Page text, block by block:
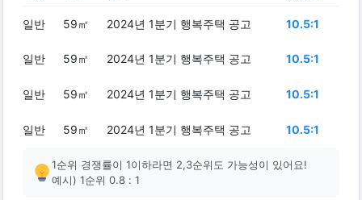
일반 59㎡ 2024년 1분기 행복주택 공고 10.5:1
일반 59㎡ 2024년 1분기 행복주택 공고 10.5:1
일반 59㎡ 2024년 1분기 행복주택 공고 10.5:1
일반 59㎡ 2024년 1분기 행복주택 공고 10.5:1
1순위 경쟁률이 1이하라면 2,3순위도 가능성이 있어요!
예시) 1순위 0.8 : 1